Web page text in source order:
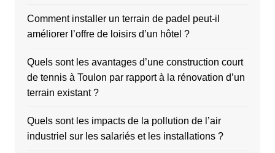
Comment installer un terrain de padel peut-il
améliorer l’offre de loisirs d’un hôtel ?
Quels sont les avantages d’une construction court
de tennis à Toulon par rapport à la rénovation d’un
terrain existant ?
Quels sont les impacts de la pollution de l’air
industriel sur les salariés et les installations ?